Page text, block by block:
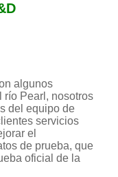
algunos
río Pearl, nosotros
del equipo de
servicios
el
de prueba, que
oficial de la